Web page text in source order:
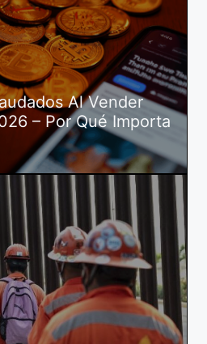
Al Vender
– Por Qué Importa